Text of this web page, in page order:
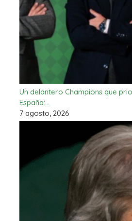
Un delantero Champions que
España:…
7 agosto, 2026